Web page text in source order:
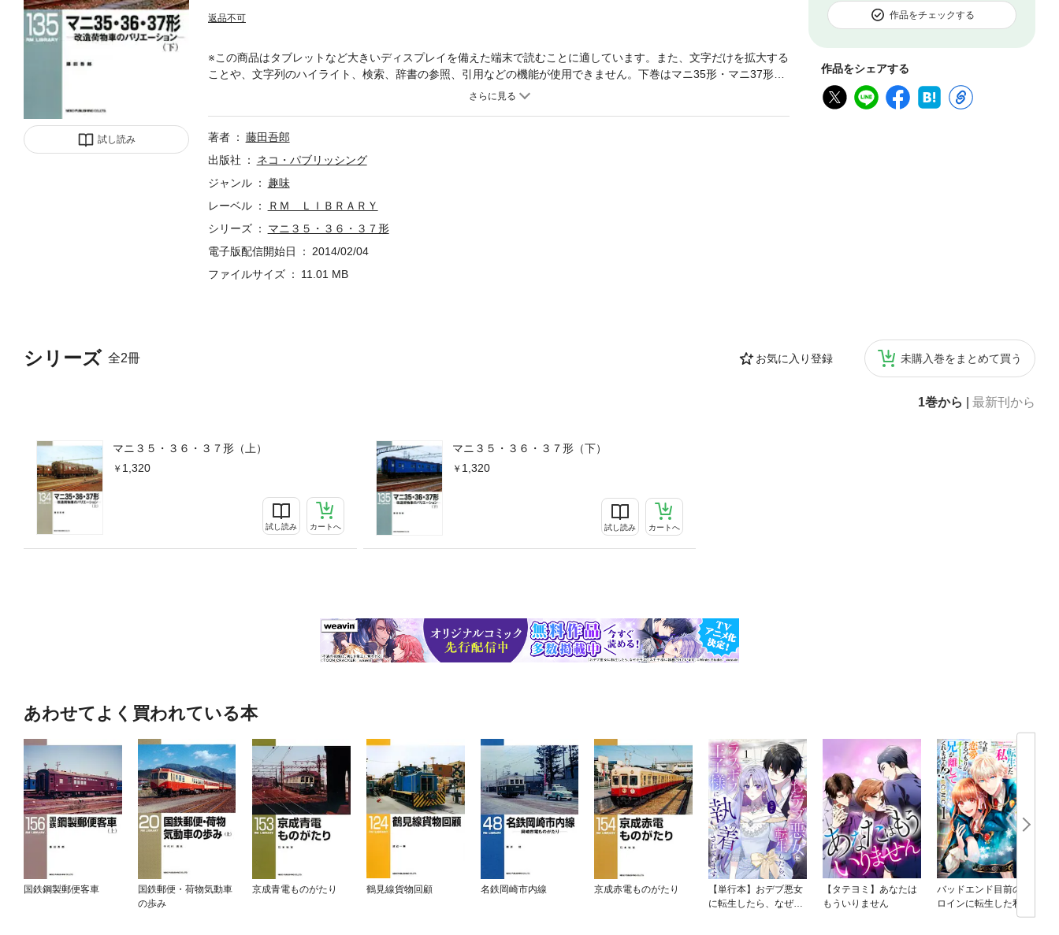
試し読み
返品不可 作品をチェックする
作品をシェアする
シリーズ 全2冊 お気に入り登録 未購入巻をまとめて買う
1巻から 最新刊から
マニ３５・３６・３７形（上）
1,320
試し読み カートへ
マニ３５・３６・３７形（下）
1,320
試し読み カートへ
※この商品はタブレットなど大きいディスプレイを備えた端末で読むことに適しています。また、文字だけを拡大する
ことや、文字列のハイライト、検索、辞書の参照、引用などの機能が使用できません。下巻はマニ35形・マニ37形の
著者
藤田吾郎
出版社
ネコ・パブリッシング
ジャンル
趣味
レーベル
ＲＭ ＬＩＢＲＡＲＹ
シリーズ
マニ３５・３６・３７形
電子版配信開始日
2014/02/04
ファイルサイズ
11.01 MB
あわせてよく買われている本
国鉄鋼製郵便客車
国鉄郵便・荷物気動車
の歩み
京成青電ものがたり 鶴見線貨物回顧 名鉄岡崎市内線 京成赤電ものがたり
【単行本】おデブ悪女
に転生したら、なぜか
【タテヨミ】あなたは
もういりません
バッドエンド目前のヒ
ロインに転生した私、
今世では恋愛するつも